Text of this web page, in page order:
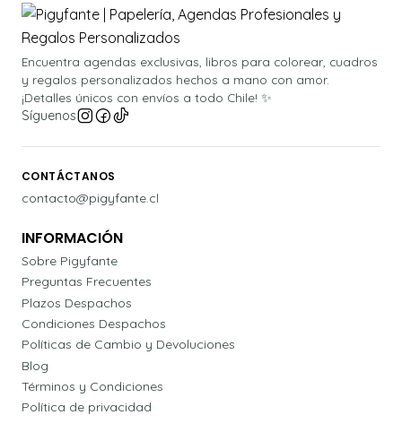
Encuentra agendas exclusivas, libros para colorear, cuadros
y regalos personalizados hechos a mano con amor.
¡Detalles únicos con envíos a todo Chile! ✨
Síguenos
CONTÁCTANOS
contacto@pigyfante.cl
INFORMACIÓN
Sobre Pigyfante
Preguntas Frecuentes
Plazos Despachos
Condiciones Despachos
Políticas de Cambio y Devoluciones
Blog
Términos y Condiciones
Política de privacidad